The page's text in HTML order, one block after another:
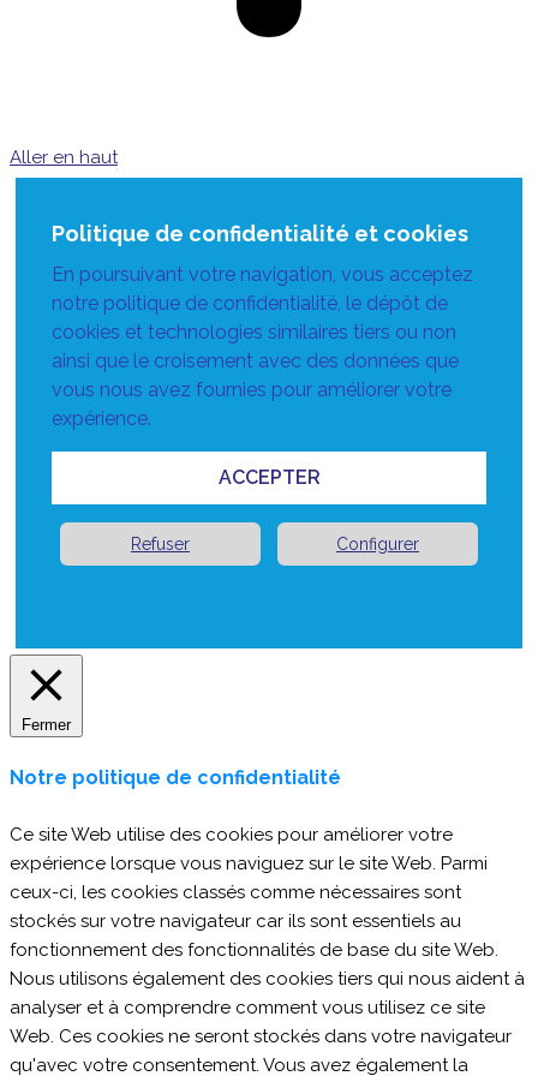
Aller en haut
Politique de confidentialité et cookies
En poursuivant votre navigation, vous acceptez
notre politique de confidentialité, le dépôt de
cookies et technologies similaires tiers ou non
ainsi que le croisement avec des données que
vous nous avez fournies pour améliorer votre
expérience.
ACCEPTER
Refuser Configurer
Fermer
Notre politique de confidentialité
Ce site Web utilise des cookies pour améliorer votre
expérience lorsque vous naviguez sur le site Web. Parmi
ceux-ci, les cookies classés comme nécessaires sont
stockés sur votre navigateur car ils sont essentiels au
fonctionnement des fonctionnalités de base du site Web.
Nous utilisons également des cookies tiers qui nous aident à
analyser et à comprendre comment vous utilisez ce site
Web. Ces cookies ne seront stockés dans votre navigateur
qu'avec votre consentement. Vous avez également la